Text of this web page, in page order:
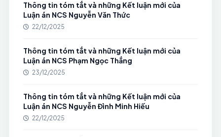
Thông tin tóm tắt và những Kết luận mới của
Luận án NCS Nguyễn Văn Thức
22/12/2025
Thông tin tóm tắt và những Kết luận mới của
Luận án NCS Phạm Ngọc Thắng
23/12/2025
Thông tin tóm tắt và những Kết luận mới của
Luận án NCS Nguyễn Đình Minh Hiếu
22/12/2025